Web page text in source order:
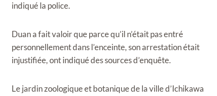
indiqué la police.
Duan a fait valoir que parce qu’il n’était pas entré
personnellement dans l’enceinte, son arrestation était
injustifiée, ont indiqué des sources d’enquête.
Le jardin zoologique et botanique de la ville d’Ichikawa